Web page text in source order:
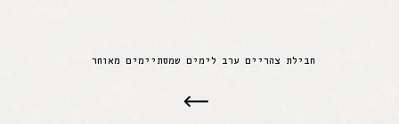
חבילת צהריים ערב לימים שמסתיימים מאוחר